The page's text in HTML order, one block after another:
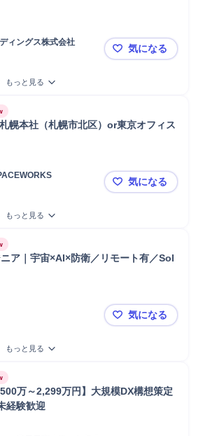
ィングス株式会社
【シンプレ
気になる
もっと見る
幌本社（札幌市北区）or東京オフィス
法務総務ス
気になる
もっと見る
ア｜宇宙×AI×防衛／リモート有／Sol
VR・XR開
気になる
もっと見る
500万～2,299万円】大規模DX構想策定
経験歓迎